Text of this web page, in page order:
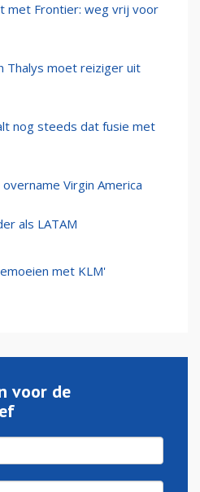
met Frontier: weg vrij voor
Thalys moet reiziger uit
nog steeds dat fusie met
Virgin America
als LATAM
met KLM'
voor de